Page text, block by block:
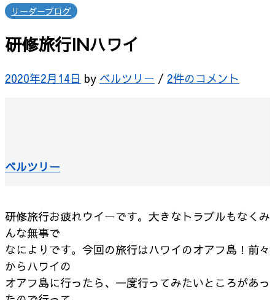
リーダーブログ
研修旅行INハワイ
2020年2月14日 by ベルツリー / 2件のコメント
ベルツリー
研修旅行お疲れウイーです。大きなトラブルもなくみ
んな無事で
なによりです。今回の旅行はハワイのオアフ島！前々
からハワイの
オアフ島に行ったら、一度行ってみたいところがあっ